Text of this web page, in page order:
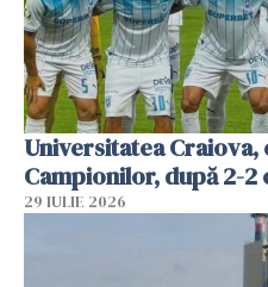
Universitatea Craiova,
Campionilor, după 2-2
29 IULIE 2026